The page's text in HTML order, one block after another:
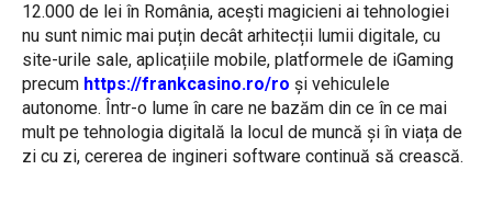
12.000 de lei în România, acești magicieni ai tehnologiei
nu sunt nimic mai puțin decât arhitecții lumii digitale, cu
site-urile sale, aplicațiile mobile, platformele de iGaming
precum https://frankcasino.ro/ro și vehiculele
autonome. Într-o lume în care ne bazăm din ce în ce mai
mult pe tehnologia digitală la locul de muncă și în viața de
zi cu zi, cererea de ingineri software continuă să crească.